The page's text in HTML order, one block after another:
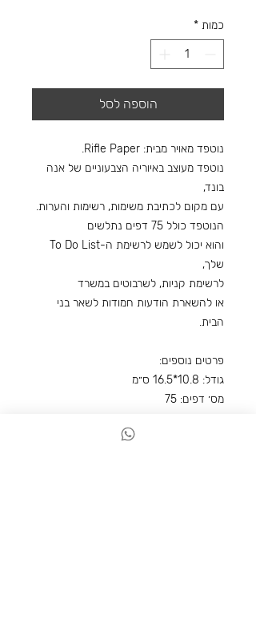
כמות *
הוספה לסל
נוטפד מאויר מבית: Rifle Paper.
נוטפד מעוצב באיוריה הצבעוניים של אנה
בונד,
עם מקום לכתיבת משימות, רשימות והערות.
הנוטפד כולל 75 דפים נתלשים
והוא יכול לשמש לרשימת ה-To Do List
שלך,
לרשימת קניות, לשרבוטים במשרד
או להשארת הודעות חמודות לשאר בני
הבית.
פרטים נוספים:
גודל: 10.8*16.5 ס״מ
מס׳ דפים: 75